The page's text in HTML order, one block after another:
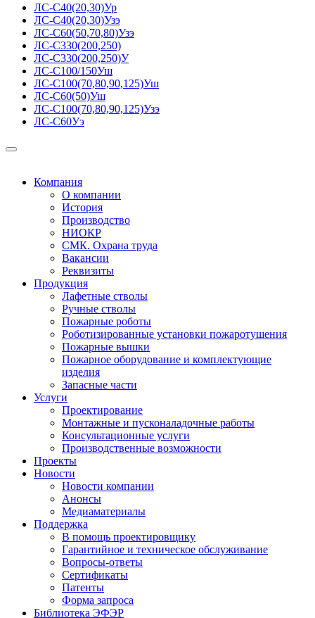
ЛС-С40(20,30)Ур
ЛС-С40(20,30)Узэ
ЛС-С60(50,70,80)Узэ
ЛС-С330(200,250)
ЛС-С330(200,250)У
ЛС-С100/150Уш
ЛС-С100(70,80,90,125)Уш
ЛС-С60(50)Уш
ЛС-С100(70,80,90,125)Узэ
ЛС-С60Уэ
Компания
О компании
История
Производство
НИОКР
СМК. Охрана труда
Вакансии
Реквизиты
Продукция
Лафетные стволы
Ручные стволы
Пожарные роботы
Роботизированные установки пожаротушения
Пожарные вышки
Пожарное оборудование и комплектующие
изделия
Запасные части
Услуги
Проектирование
Монтажные и пусконаладочные работы
Консультационные услуги
Производственные возможности
Проекты
Новости
Новости компании
Анонсы
Медиаматериалы
Поддержка
В помощь проектировщику
Гарантийное и техническое обслуживание
Вопросы-ответы
Сертификаты
Патенты
Форма запроса
Библиотека ЭФЭР